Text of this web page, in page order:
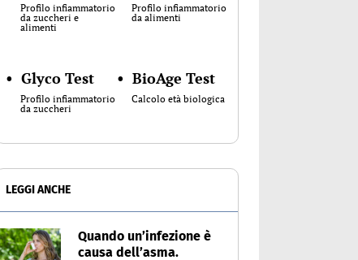
Profilo infiammatorio
da zuccheri e
alimenti
Profilo infiammatorio
da alimenti
• Glyco Test
Profilo infiammatorio
da zuccheri
• BioAge Test
Calcolo età biologica
LEGGI ANCHE
Quando un’infezione è
causa dell’asma.